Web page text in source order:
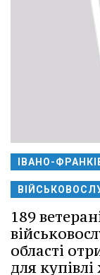
ІВАНО-
189
області
для